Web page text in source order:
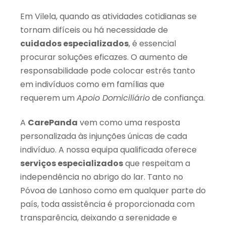
Em Vilela, quando as atividades cotidianas se
tornam difíceis ou há necessidade de
cuidados especializados, é essencial
procurar soluções eficazes. O aumento de
responsabilidade pode colocar estrés tanto
em indivíduos como em famílias que
requerem um Apoio Domiciliáriode confiança.
A CarePanda vem como uma resposta
personalizada às injunções únicas de cada
indivíduo. A nossa equipa qualificada oferece
serviços especializadosque respeitam a
independência no abrigo do lar. Tanto no
Póvoa de Lanhoso como em qualquer parte do
país, toda assistência é proporcionada com
transparência, deixando a serenidade e